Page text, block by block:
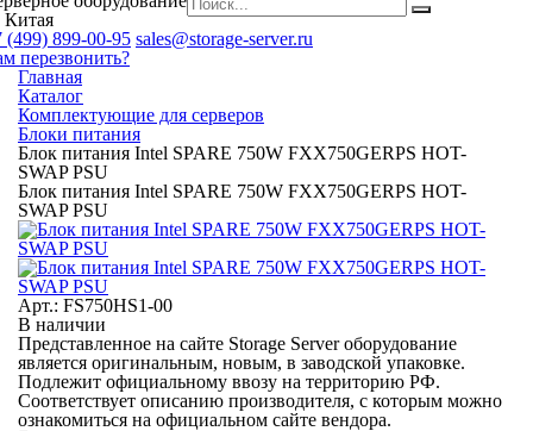
Китая
(499) 899-00-95 sales@storage-server.ru
перезвонить?
Главная
Каталог
Комплектующие для серверов
Блоки питания
Блок питания Intel SPARE 750W FXX750GERPS HOT-
SWAP PSU
Блок питания Intel SPARE 750W FXX750GERPS HOT-
SWAP PSU
Арт.: FS750HS1-00
В наличии
Представленное на сайте Storage Server оборудование
является оригинальным, новым, в заводской упаковке.
Подлежит официальному ввозу на территорию РФ.
Соответствует описанию производителя, с которым можно
ознакомиться на официальном сайте вендора.